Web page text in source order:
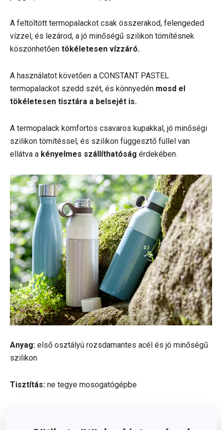
A feltöltött termopalackot csak összerakod, felengeded
vízzel, és lezárod, a jó minőségű szilikon tömítésnek
köszönhetően tökéletesen vízzáró.
A használatot követően a CONSTANT PASTEL
termopalackot szedd szét, és könnyedén mosd el
tökéletesen tisztára a belsejét is.
A termopalack komfortos csavaros kupakkal, jó minőségi
szilikon tömítéssel, és szilikon függesztő füllel van
ellátva a kényelmes szállíthatóság érdekében.
Anyag: első osztályú rozsdamantes acél és jó minőségű
szilikon
Tisztítás: ne tegye mosogatógépbe